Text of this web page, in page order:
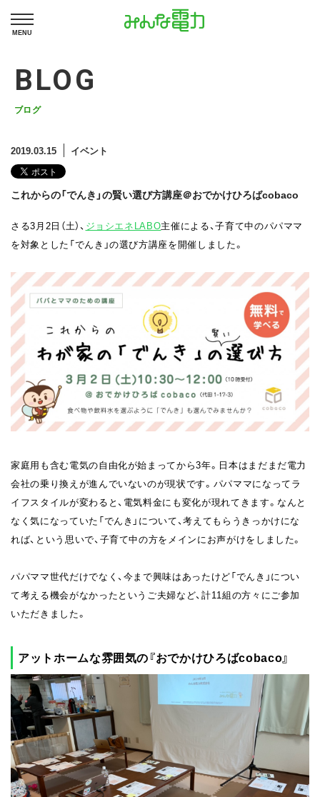
MENU
BLOG
ブログ
2019.03.15 イベント
これからの「でんき」の賢い選び方講座＠おでかけひろばcobaco
さる3月2日（土）、 ジョシエネLABO主催による、子育て中のパパママ
を対象とした「でんき」の選び方講座を開催しました。
家庭用も含む電気の自由化が始まってから3年。日本はまだまだ電力
会社の乗り換えが進んでいないのが現状です。パパママになってラ
イフスタイルが変わると、電気料金にも変化が現れてきます。なんと
なく気になっていた「でんき」について、考えてもらうきっかけにな
れば、という思いで、子育て中の方をメインにお声がけをしました。
パパママ世代だけでなく、今まで興味はあったけど「でんき」につい
て考える機会がなかったというご夫婦など、計11組の方々にご参加
いただきました。
アットホームな雰囲気の『おでかけひろばcobaco』